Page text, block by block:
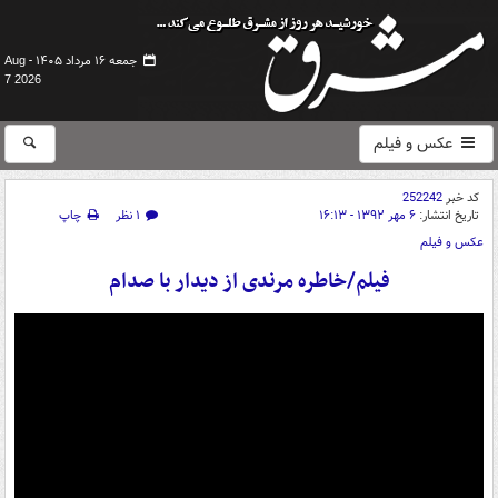
جمعه ۱۶ مرداد ۱۴۰۵ -
Aug
7 2026
عکس و فیلم
کد خبر252242
تاریخ انتشار: ۶ مهر ۱۳۹۲ - ۱۶:۱۳ ۱ نظر
چاپ
عکس و فیلم
فیلم/خاطره مرندی از دیدار با صدام